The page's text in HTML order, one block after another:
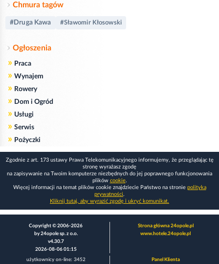
Chmura tagów
#Druga Kawa #Sławomir Kłosowski
Ogłoszenia
» Praca
» Wynajem
» Rowery
» Dom i Ogród
» Usługi
» Serwis
» Pożyczki
Zgodnie z art. 173 ustawy Prawa Telekomunikacyjnego informujemy, że przeglądając tę
stronę wyrażasz zgodę
na zapisywanie na Twoim komputerze niezbędnych do jej poprawnego funkcjonowania
plików cookie.
Więcej informacji na temat plików cookie znajdziecie Państwo na stronie polityka
prywatności.
Kliknij tutaj, aby wyrazić zgodę i ukryć komunikat.
Copyright © 2006-2026
by 24opole sp. z o.o.
v4.30.7
2026-08-06 01:15
Strona główna 24opole.pl
www.hotele.24opole.pl
użytkownicy on-line: 3452 Panel Klienta